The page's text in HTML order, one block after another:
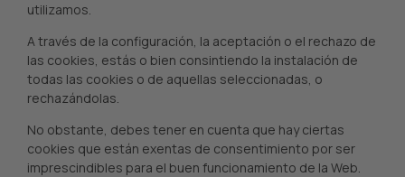
utilizamos.
A través de la configuración, la aceptación o el rechazo de
las cookies, estás o bien consintiendo la instalación de
todas las cookies o de aquellas seleccionadas, o
rechazándolas.
No obstante, debes tener en cuenta que hay ciertas
cookies que están exentas de consentimiento por ser
imprescindibles para el buen funcionamiento de la Web.